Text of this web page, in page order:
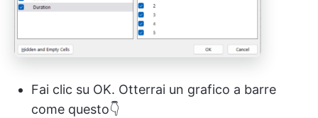
Fai clic su OK. Otterrai un grafico a barre
come questo👇